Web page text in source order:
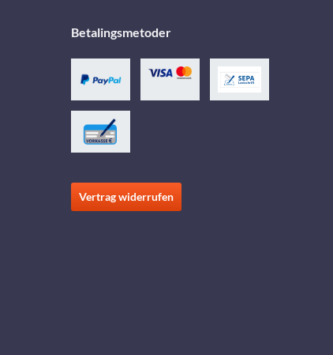
Betalingsmetoder
Vertrag widerrufen